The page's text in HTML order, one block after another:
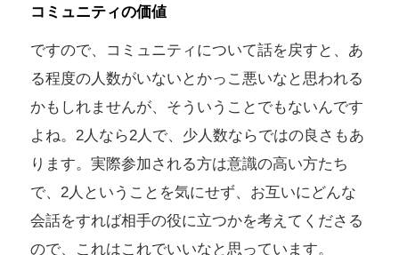
コミュニティの価値
ですので、コミュニティについて話を戻すと、あ
る程度の人数がいないとかっこ悪いなと思われる
かもしれませんが、そういうことでもないんです
よね。2人なら2人で、少人数ならではの良さもあ
ります。実際参加される方は意識の高い方たち
で、2人ということを気にせず、お互いにどんな
会話をすれば相手の役に立つかを考えてくださる
ので、これはこれでいいなと思っています。